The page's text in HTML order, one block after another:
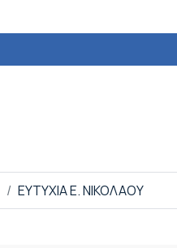
ΕΥΤΥΧΙΑ Ε. ΝΙΚΟΛΑΟΥ